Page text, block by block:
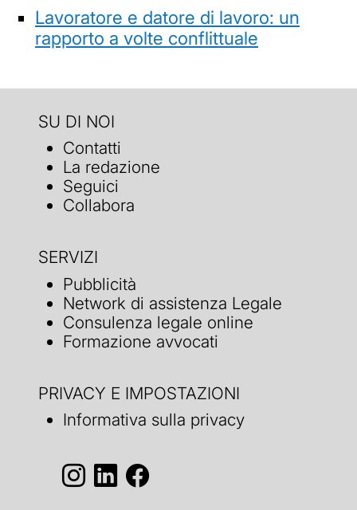
Lavoratore e datore di lavoro: un
rapporto a volte conflittuale
SU DI NOI
Contatti
La redazione
Seguici
Collabora
SERVIZI
Pubblicità
Network di assistenza Legale
Consulenza legale online
Formazione avvocati
PRIVACY E IMPOSTAZIONI
Informativa sulla privacy